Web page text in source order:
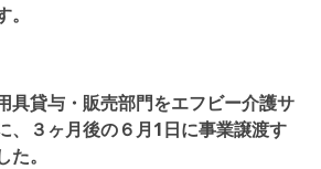
具貸与・販売部門をエフビー介護サ
、３ヶ月後の６月1日に事業譲渡す
。